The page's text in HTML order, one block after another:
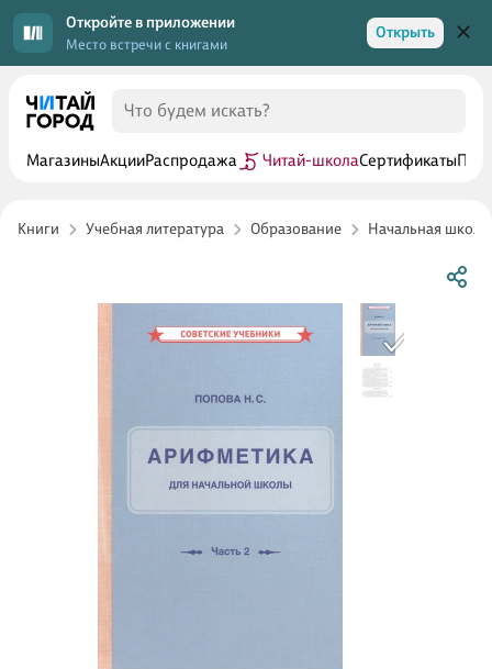
Откройте в приложении
Место встречи с книгами
Открыть
МагазиныАкцииРаспродажа Читай-школаСертификаты
Книги Учебная литература Образование Начальная школа